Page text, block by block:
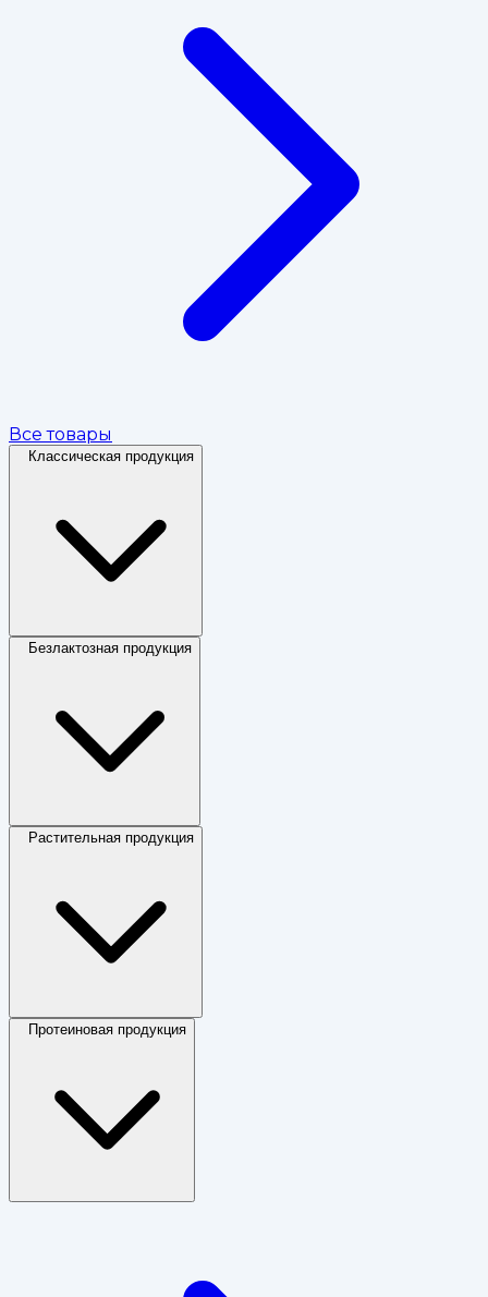
Все товары
Классическая продукция
Безлактозная продукция
Растительная продукция
Протеиновая продукция